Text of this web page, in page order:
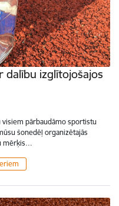
dalību izglītojošajos
visiem pārbaudāmo sportistu
šonedēļ organizētajās
mērķis…